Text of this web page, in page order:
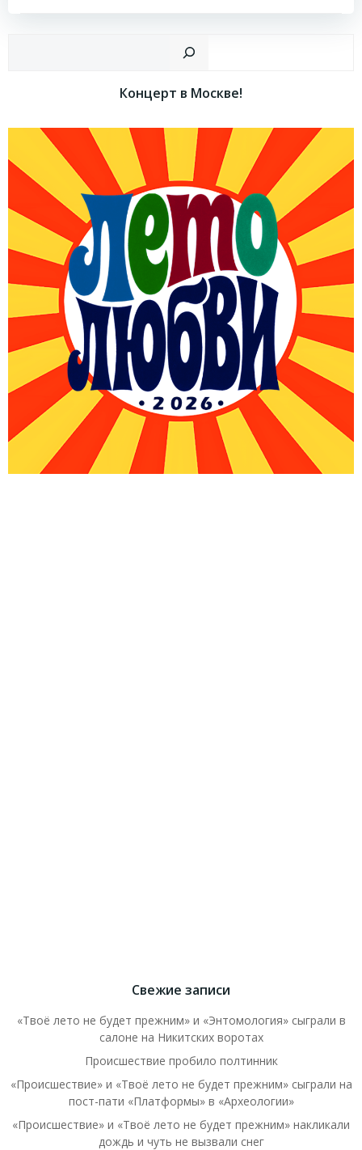
Концерт в Москве!
Свежие записи
«Твоё лето не будет прежним» и «Энтомология» сыграли в
салоне на Никитских воротах
Происшествие пробило полтинник
«Происшествие» и «Твоё лето не будет прежним» сыграли на
пост-пати «Платформы» в «Археологии»
«Происшествие» и «Твоё лето не будет прежним» накликали
дождь и чуть не вызвали снег